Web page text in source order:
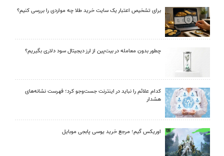
برای تشخیص اعتبار یک سایت خرید طلا چه مواردی را بررسی کنیم؟
چطور بدون معامله در بیت‌پین از ارز دیجیتال سود دلاری بگیریم؟
کدام علائم را نباید در اینترنت جست‌وجو کرد؛ فهرست نشانه‌های
هشدار
اوریکس گیم؛ مرجع خرید یوسی پابجی موبایل